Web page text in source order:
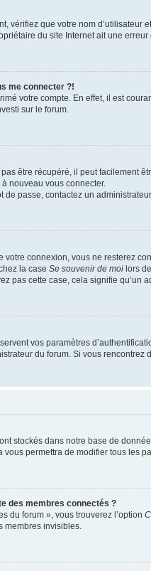
vérifiez que votre nom
du site Internet ait une
me connecter ?!
votre compte. En effet, il est
sur le forum.
être récupéré, il peut facilement
nouveau vous connecter.
passe, contactez un
votre connexion, vous ne resterez
la case Se souvenir de moi lors
pas cette case, cela signifie qu’un
vos paramètres
du forum. Si vous
stockés dans notre base de
permettra de modifier tous les
des membres connectés ?
du forum », vous trouverez l’option
membres invisibles.